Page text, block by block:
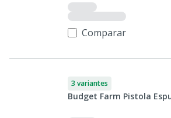
Comparar
3 variantes
Budget Farm Pistola